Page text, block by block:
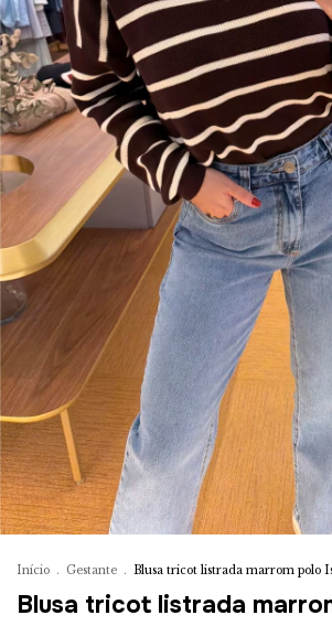
Início . Gestante . Blusa tricot listrada marrom polo
Blusa tricot listrada